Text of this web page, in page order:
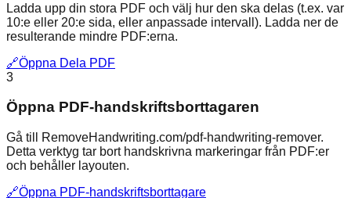
Ladda upp din stora PDF och välj hur den ska delas (t.ex. var
10:e eller 20:e sida, eller anpassade intervall). Ladda ner de
resulterande mindre PDF:erna.
🔗Öppna Dela PDF
3
Öppna PDF-handskriftsborttagaren
Gå till RemoveHandwriting.com/pdf-handwriting-remover.
Detta verktyg tar bort handskrivna markeringar från PDF:er
och behåller layouten.
🔗Öppna PDF-handskriftsborttagare